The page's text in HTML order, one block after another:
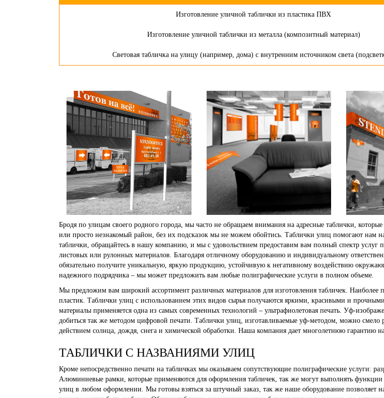
Изготовление уличной таблички из пластика ПВХ
Изготовление уличной таблички из металла (композитный материал)
Световая табличка на улицу (например, дома) с внутренним источником света
Бродя по улицам своего родного города, мы часто не обращаем внимания на адресные таблички,
или просто незнакомый район, без их подсказок мы не можем обойтись. Таблички улиц помогают нам
таблички, обращайтесь в нашу компанию, и мы с удовольствием предоставим вам полный спектр услуг
листовых или рулонных материалов. Благодаря отличному оборудованию и индивидуальному
обязательно получите уникальную, яркую продукцию, устойчивую к негативному воздействию
надежного подрядчика – мы может предложить вам любые полиграфические услуги в полном объеме.
Мы предложим вам широкий ассортимент различных материалов для изготовления табличек. Наиболее
пластик. Таблички улиц с использованием этих видов сырья получаются яркими, красивыми и
материалы применяется одна из самых современных технологий – ультрафиолетовая печать. Уф-
добиться так же методом цифровой печати. Таблички улиц, изготавливаемые уф-методом, можно
действием солнца, дождя, снега и химической обработки. Наша компания дает многолетнюю гарантию
ТАБЛИЧКИ С НАЗВАНИЯМИ УЛИЦ
Кроме непосредственно печати на табличках мы оказываем сопутствующие полиграфические услуги:
Алюминиевые рамки, которые применяются для оформления табличек, так же могут выполнять
улиц в любом оформлении. Мы готовы взяться за штучный заказ, так же наше оборудование позволяет